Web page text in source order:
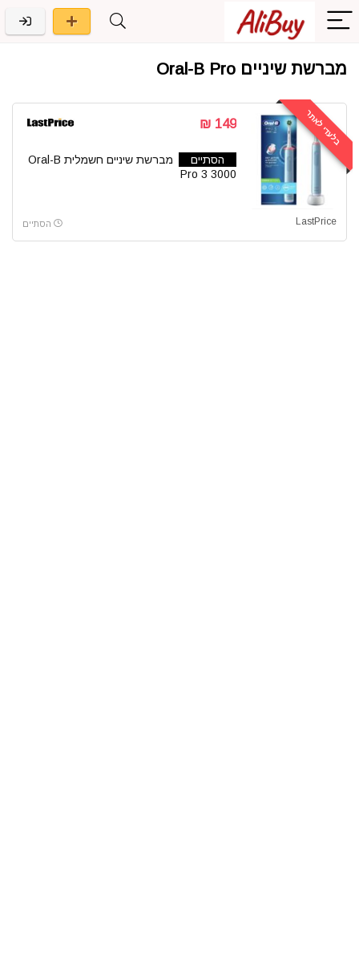
מברשת שיניים Oral-B Pro
בלעדי לאתר 149 ₪
הסתיים
מברשת שיניים חשמלית Oral-B
Pro 3 3000
LastPrice הסתיים